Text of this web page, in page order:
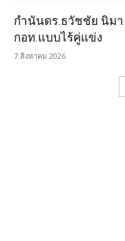
กำนันดร.ธวัชชัย นิมา
กอท.แบบไร้คู่แข่ง
7 สิงหาคม 2026